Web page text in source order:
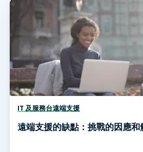
IT 及服務台遠端支援
遠端支援的缺點：挑戰的因應和